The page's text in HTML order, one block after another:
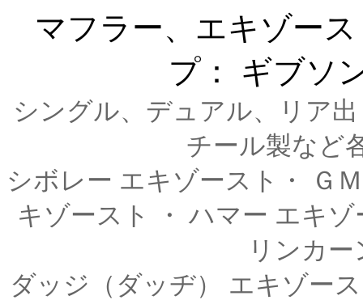
マフラー、エキゾー
プ： ギブソ
シングル、デュアル、リア
チール製など
シボレー エキゾースト・ Ｇ
キゾースト ・ ハマー エキ
リンカ
ダッジ（ダッヂ） エキゾー